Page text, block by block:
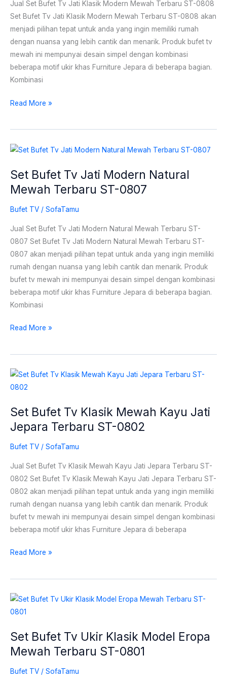
Jual Set Bufet Tv Jati Klasik Modern Mewah Terbaru ST-0808
Set Bufet Tv Jati Klasik Modern Mewah Terbaru ST-0808 akan
menjadi pilihan tepat untuk anda yang ingin memiliki rumah
dengan nuansa yang lebih cantik dan menarik. Produk bufet tv
mewah ini mempunyai desain simpel dengan kombinasi
beberapa motif ukir khas Furniture Jepara di beberapa bagian.
Kombinasi
Terbaru
ST-
0808
Read More »
Set Bufet Tv Jati Modern Natural
Mewah Terbaru ST-0807
Bufet TV / SofaTamu
Jual Set Bufet Tv Jati Modern Natural Mewah Terbaru ST-
0807 Set Bufet Tv Jati Modern Natural Mewah Terbaru ST-
0807 akan menjadi pilihan tepat untuk anda yang ingin memiliki
rumah dengan nuansa yang lebih cantik dan menarik. Produk
bufet tv mewah ini mempunyai desain simpel dengan kombinasi
beberapa motif ukir khas Furniture Jepara di beberapa bagian.
Kombinasi
Set
Tv
Jati
Natural
Mewah
Terbaru
ST-
0807
Read More »
Set Bufet Tv Klasik Mewah Kayu Jati
Jepara Terbaru ST-0802
Bufet TV / SofaTamu
Jual Set Bufet Tv Klasik Mewah Kayu Jati Jepara Terbaru ST-
0802 Set Bufet Tv Klasik Mewah Kayu Jati Jepara Terbaru ST-
0802 akan menjadi pilihan tepat untuk anda yang ingin memiliki
rumah dengan nuansa yang lebih cantik dan menarik. Produk
bufet tv mewah ini mempunyai desain simpel dengan kombinasi
beberapa motif ukir khas Furniture Jepara di beberapa
Set
Bufet
Klasik
Mewah
Jati
Jepara
Terbaru
ST-
0802
Read More »
Set Bufet Tv Ukir Klasik Model Eropa
Mewah Terbaru ST-0801
Bufet TV / SofaTamu
Set
Bufet
Ukir
Klasik
Eropa